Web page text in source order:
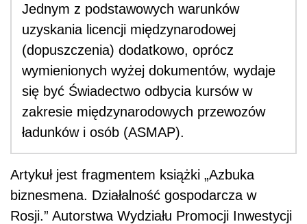
Jednym z podstawowych warunków
uzyskania licencji międzynarodowej
(dopuszczenia) dodatkowo, oprócz
wymienionych wyżej dokumentów, wydaje
się być Świadectwo odbycia kursów w
zakresie międzynarodowych przewozów
ładunków i osób (ASMAP).
Artykuł jest fragmentem książki „Azbuka
biznesmena. Działalność gospodarcza w
Rosji.” Autorstwa Wydziału Promocji Inwestycji